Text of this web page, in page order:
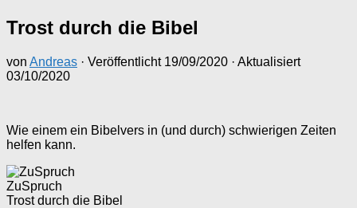
Trost durch die Bibel
von Andreas · Veröffentlicht 19/09/2020 · Aktualisiert
03/10/2020
Wie einem ein Bibelvers in (und durch) schwierigen Zeiten
helfen kann.
ZuSpruch
Trost durch die Bibel